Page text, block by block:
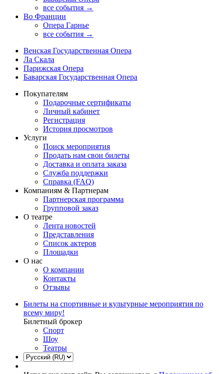
все события →
Во Франции
Опера Гарнье
все события →
Венская Государственная Опера
Ла Скала
Парижская Опера
Баварская Государственная Опера
Покупателям
Подарочные сертификаты
Личный кабинет
Регистрация
История просмотров
Услуги
Поиск мероприятия
Продать нам свои билеты
Доставка и оплата заказа
Служба поддержки
Справка (FAQ)
Компаниям & Партнерам
Партнерская программа
Групповой заказ
О театре
Лента новостей
Представления
Список актеров
Площадки
О нас
О компании
Контакты
Отзывы
Билеты на спортивные и культурные мероприятия по
всему миру!
Билетный брокер
Спорт
Шоу
Театры